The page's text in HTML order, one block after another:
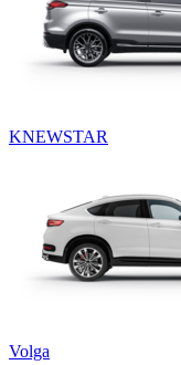
KNEWSTAR
Volga